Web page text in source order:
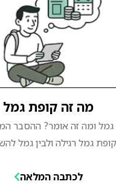
מה זה קופת גמל
ומה זה אומר? ההסבר
קופת גמל רגילה ולבין גמל
לכתבה המלאה